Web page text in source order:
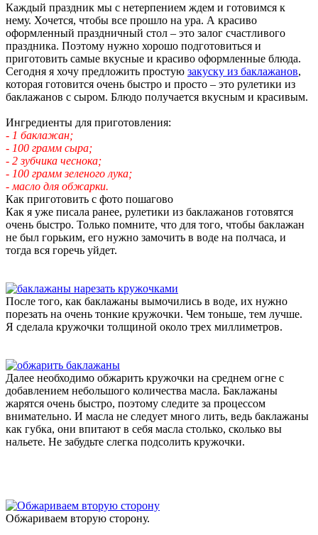
Каждый праздник мы с нетерпением ждем и готовимся к
нему. Хочется, чтобы все прошло на ура. А красиво
оформленный праздничный стол – это залог счастливого
праздника. Поэтому нужно хорошо подготовиться и
приготовить самые вкусные и красиво оформленные блюда.
Сегодня я хочу предложить простую закуску из баклажанов,
которая готовится очень быстро и просто – это рулетики из
баклажанов с сыром. Блюдо получается вкусным и красивым.
Ингредиенты для приготовления:
- 1 баклажан;
- 100 грамм сыра;
- 2 зубчика чеснока;
- 100 грамм зеленого лука;
- масло для обжарки.
Как приготовить с фото пошагово
Как я уже писала ранее, рулетики из баклажанов готовятся
очень быстро. Только помните, что для того, чтобы баклажан
не был горьким, его нужно замочить в воде на полчаса, и
тогда вся горечь уйдет.
После того, как баклажаны вымочились в воде, их нужно
порезать на очень тонкие кружочки. Чем тоньше, тем лучше.
Я сделала кружочки толщиной около трех миллиметров.
Далее необходимо обжарить кружочки на среднем огне с
добавлением небольшого количества масла. Баклажаны
жарятся очень быстро, поэтому следите за процессом
внимательно. И масла не следует много лить, ведь баклажаны
как губка, они впитают в себя масла столько, сколько вы
нальете. Не забудьте слегка подсолить кружочки.
Обжариваем вторую сторону.